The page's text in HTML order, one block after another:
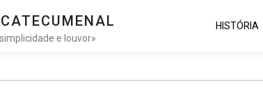
e louvor»
HISTÓRIA